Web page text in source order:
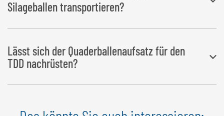
Silageballen transportieren?
Der Transportdorn doppelt wurde zum Transportieren von
ungewickelten Rund- oder Vierkantballenentwickelt.
Lässt sich der Quaderballenaufsatz für den
TDD nachrüsten?
Zusatzausrüstungden passenden Quaderballenaufsatz.